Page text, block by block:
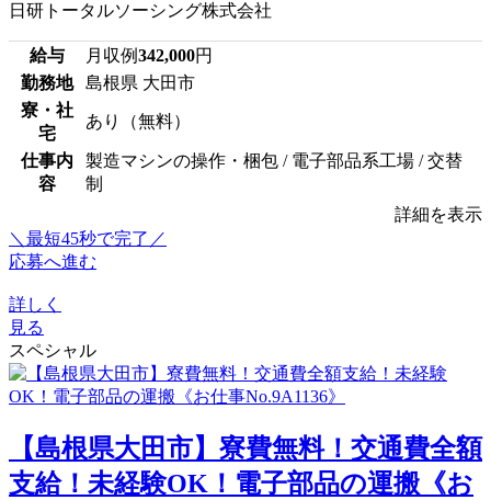
日研トータルソーシング株式会社
給与 月収例342,000円
勤務地
島根県 大田市
寮・社
宅
あり（無料）
仕事内
容
製造マシンの操作・梱包 / 電子部品系工場 / 交替
制
詳細を表示
＼最短45秒で完了／
応募へ進む
詳しく
見る
スペシャル
【島根県大田市】寮費無料！交通費全額
支給！未経験OK！電子部品の運搬《お